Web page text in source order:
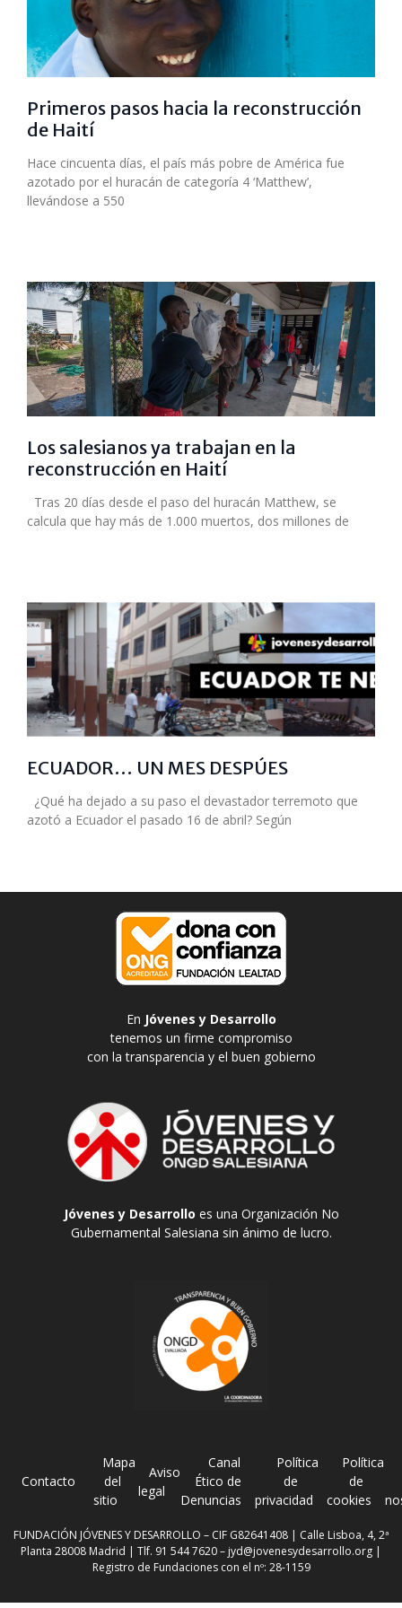
Primeros pasos hacia la reconstrucción
de Haití
Hace cincuenta días, el país más pobre de América fue
azotado por el huracán de categoría 4 ‘Matthew’,
llevándose a 550
Los salesianos ya trabajan en la
reconstrucción en Haití
Tras 20 días desde el paso del huracán Matthew, se
calcula que hay más de 1.000 muertos, dos millones de
ECUADOR… UN MES DESPÚES
¿Qué ha dejado a su paso el devastador terremoto que
azotó a Ecuador el pasado 16 de abril? Según
En Jóvenes y Desarrollo
tenemos un firme compromiso
con la transparencia y el buen gobierno
Jóvenes y Desarrollo es una Organización No
Gubernamental Salesiana sin ánimo de lucro.
Contacto
Mapa
del
sitio
Aviso
legal
Canal
Ético de
Denuncias
Política
de
privacidad
Política
de
cookies
FUNDACIÓN JÓVENES Y DESARROLLO – CIF G82641408 | Calle Lisboa, 4, 2ª
Planta 28008 Madrid | Tlf. 91 544 7620 – jyd@jovenesydesarrollo.org |
Registro de Fundaciones con el nº: 28-1159